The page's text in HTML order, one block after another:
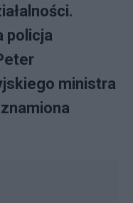
policja
ministra